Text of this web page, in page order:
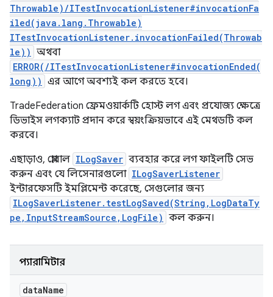
Throwable)/ITestInvocationListener#invocationFa
iled(java.lang.Throwable)
ITestInvocationListener.invocationFailed(Throwab
le)) অথবা
ERROR(/ITestInvocationListener#invocationEnded(
long)) এর আগে অবশ্যই কল করতে হবে।
TradeFederation ফ্রেমওয়ার্কটি হোস্ট লগ এবং প্রযোজ্য ক্ষেত্রে
ডিভাইস লগক্যাট প্রদান করে স্বয়ংক্রিয়ভাবে এই মেথডটি কল
করবে।
এছাড়াও, গ্লোবাল ILogSaver ব্যবহার করে লগ ফাইলটি সেভ
করুন এবং যে লিসেনারগুলো ILogSaverListener
ইন্টারফেসটি ইমপ্লিমেন্ট করেছে, সেগুলোর জন্য
ILogSaverListener.testLogSaved(String,LogDataTy
pe,InputStreamSource,LogFile) কল করুন।
প্যারামিটার
dataName